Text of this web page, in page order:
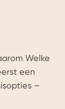
Welke
een
–